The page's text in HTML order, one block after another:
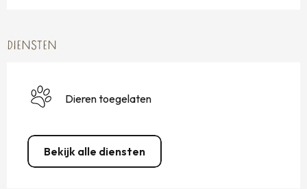
DIENSTEN
Dieren toegelaten
Bekijk alle diensten